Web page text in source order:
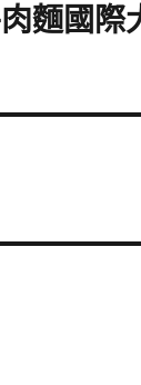
麵國際